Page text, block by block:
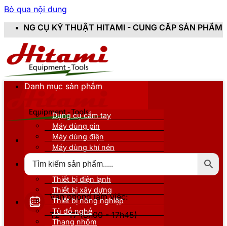
Bỏ qua nội dung
HITAMI - CUNG CẤP SẢN PHẨM CHÍNH HÃNG, MỚI
Văn phòng làm việc:
T2 - T7 (8h00 - 17h45)
Danh mục sản phẩm
Dụng cụ cầm tay
Máy dùng pin
Máy dùng điện
Máy dùng khí nén
Thiết bị nâng đỡ
Thiết bị điện lạnh
Thiết bị xây dựng
Thiết bị nông nghiệp
Tủ đồ nghề
Thang nhôm